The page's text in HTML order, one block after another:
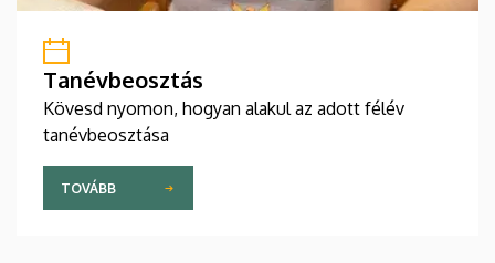
Tanévbeosztás
Kövesd nyomon, hogyan alakul az adott félév
tanévbeosztása
TOVÁBB